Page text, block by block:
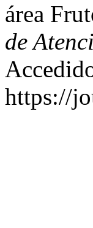
área
de
https://